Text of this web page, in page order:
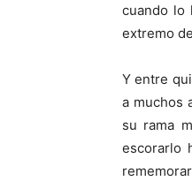
cuando lo
extremo
Y entre
a muchos
su rama
escorarlo